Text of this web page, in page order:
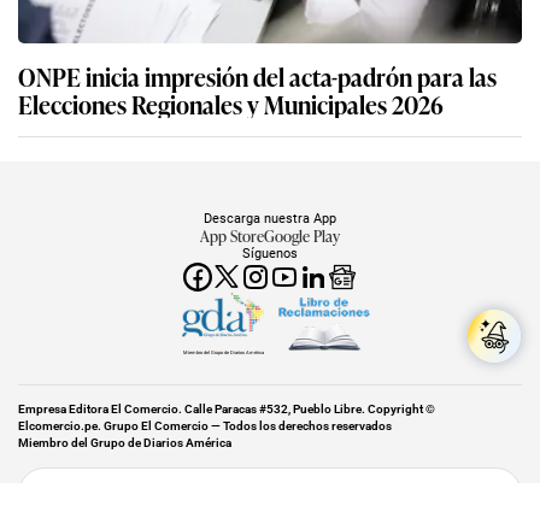
ONPE inicia impresión del acta-padrón para las
Elecciones Regionales y Municipales 2026
Síguenos
Descarga nuestra App
App StoreGoogle Play
Miembro del Grupo de Diarios América
Empresa Editora El Comercio. Calle Paracas #532, Pueblo Libre. Copyright ©
Elcomercio.pe. Grupo El Comercio — Todos los derechos reservados
Miembro del Grupo de Diarios América